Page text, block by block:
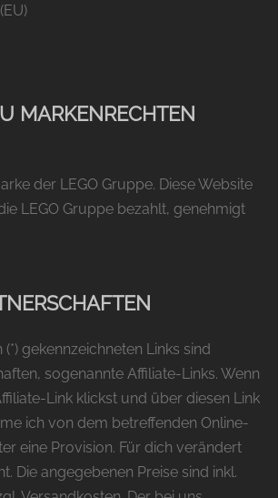
MARKENRECHTEN
der LEGO Gruppe. Diese Website
LEGO Gruppe bezahlt, genehmigt
gekennzeichneten Links sind
sogenannte Affiliate-Links. Wenn
Link klickst und über diesen Link
ich von dem betreffenden Online-
eine Provision. Für dich verändert
Die angegebenen Preise sind inkl.